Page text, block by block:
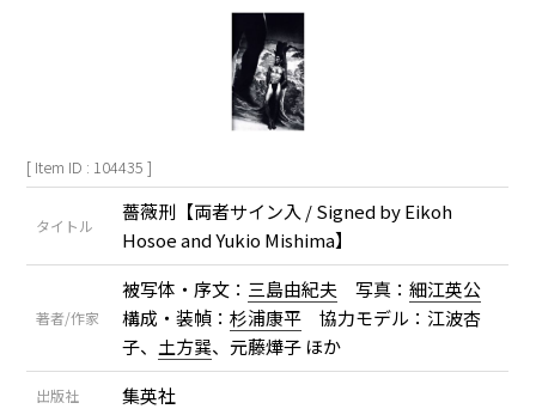
[ Item ID : 104435 ]
タイトル
薔薇刑【両者サイン入 / Signed by Eikoh
Hosoe and Yukio Mishima】
著者/作家
被写体・序文： 三島由紀夫 写真：細江英公
構成・装幀：杉浦康平 協力モデル：江波杏
子、 土方巽、元藤燁子 ほか
出版社 集英社